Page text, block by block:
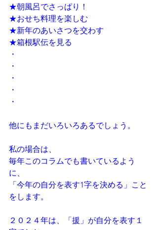
★朝風呂でさっぱり！
★おせち料理を楽しむ
★新年のあいさつを交わす
★箱根駅伝を見る
・
・
・
・
・
他にもまだいろいろあるでしょう。
私の場合は、
毎年このコラムでも書いているよう
に、
「今年の自分を表す1字を決める」こと
をします。
２０２４年は、「援」が自分を表す１